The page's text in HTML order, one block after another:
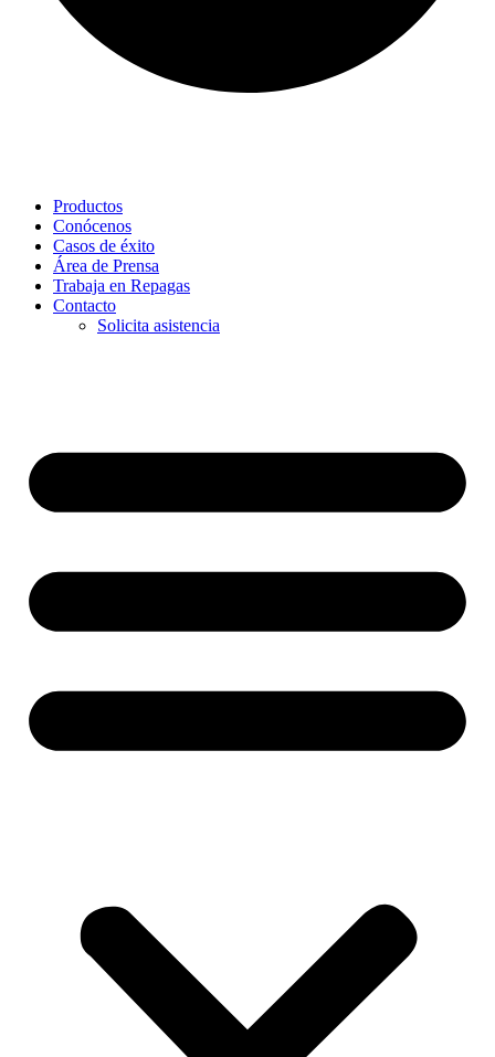
Productos
Conócenos
Casos de éxito
Área de Prensa
Trabaja en Repagas
Contacto
Solicita asistencia